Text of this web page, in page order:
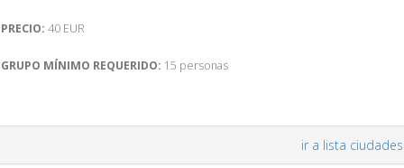
PRECIO: 40 EUR
GRUPO MÍNIMO REQUERIDO: 15 personas
ir a lista ciudades